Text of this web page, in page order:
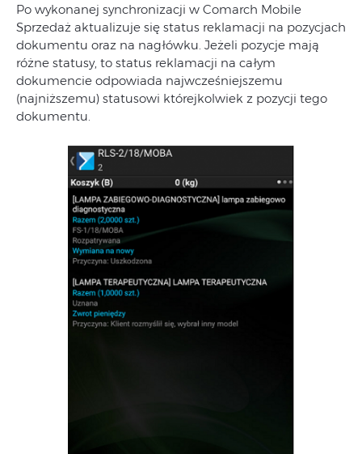
Po wykonanej synchronizacji w Comarch Mobile
Sprzedaż aktualizuje się status reklamacji na pozycjach
dokumentu oraz na nagłówku. Jeżeli pozycje mają
różne statusy, to status reklamacji na całym
dokumencie odpowiada najwcześniejszemu
(najniższemu) statusowi którejkolwiek z pozycji tego
dokumentu.